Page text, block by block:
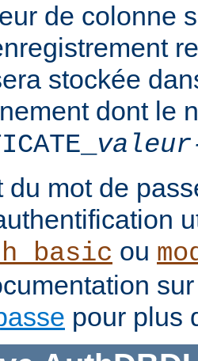
de colonne
stockée
dont le
du mot de
ou
pour plus